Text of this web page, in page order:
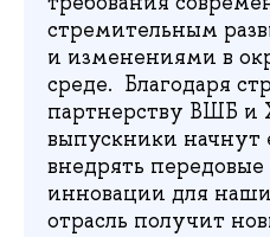
стремительным
и изменениями в
среде. Благодаря
партнерству ВШБ и
выпускники начнут
внедрять
инновации для
отрасль получит